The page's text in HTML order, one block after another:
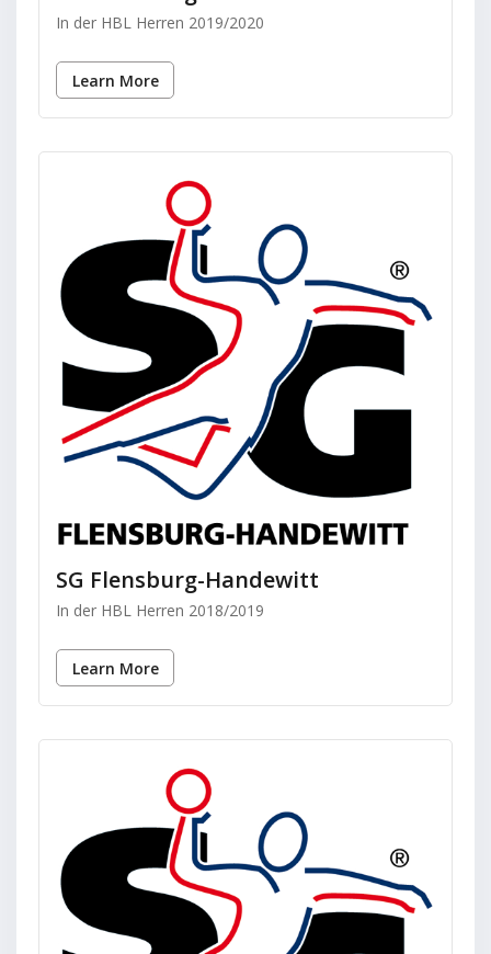
In der HBL Herren 2019/2020
Learn More
SG Flensburg-Handewitt
In der HBL Herren 2018/2019
Learn More